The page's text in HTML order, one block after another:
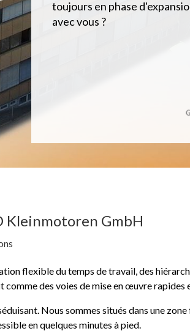
toujours en phase
avec vous ?
Kleinmotoren GmbH
flexible du temps de travail, des
des voies de mise en œuvre rapides
Nous sommes situés dans une
en quelques minutes à pied.